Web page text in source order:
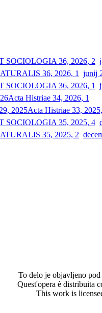
junij
Acta Histriae 34, 2026, 1
2025Acta Histriae 33,
To delo je objavljeno pod
Quest'opera è distribuita
This work is